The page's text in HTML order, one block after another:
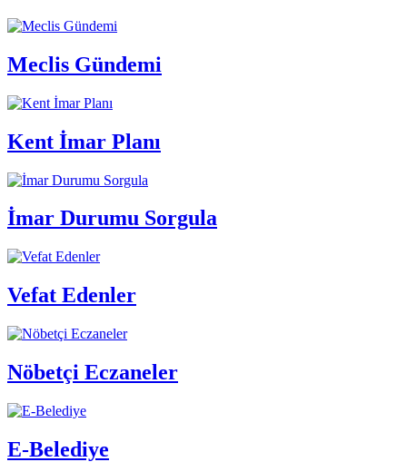
Meclis Gündemi
Kent İmar Planı
İmar Durumu Sorgula
Vefat Edenler
Nöbetçi Eczaneler
E-Belediye